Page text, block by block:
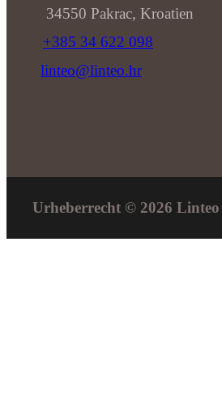
34550 Pakrac, Kroatien
+385 34 622 098
linteo@linteo.hr
Urheberrecht © 2026 Linteo